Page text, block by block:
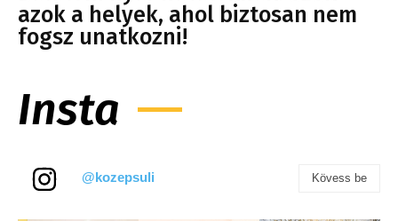
azok a helyek, ahol biztosan nem
fogsz unatkozni!
Insta
@kozepsuli Kövess be